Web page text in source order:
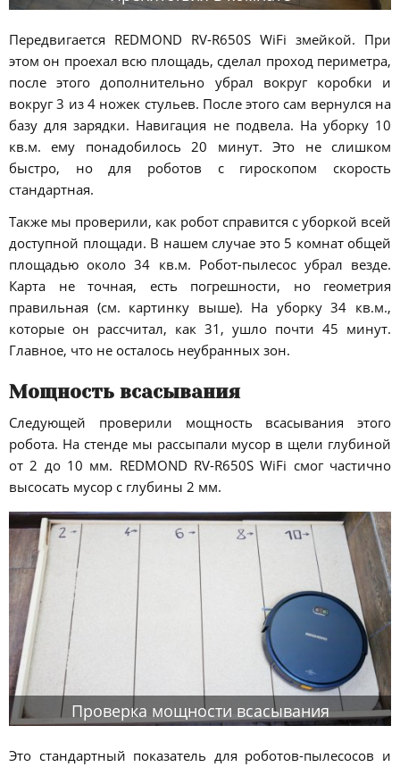
Передвигается REDMOND RV-R650S WiFi змейкой. При
этом он проехал всю площадь, сделал проход периметра,
после этого дополнительно убрал вокруг коробки и
вокруг 3 из 4 ножек стульев. После этого сам вернулся на
базу для зарядки. Навигация не подвела. На уборку 10
кв.м. ему понадобилось 20 минут. Это не слишком
быстро, но для роботов с гироскопом скорость
стандартная.
Также мы проверили, как робот справится с уборкой всей
доступной площади. В нашем случае это 5 комнат общей
площадью около 34 кв.м. Робот-пылесос убрал везде.
Карта не точная, есть погрешности, но геометрия
правильная (см. картинку выше). На уборку 34 кв.м.,
которые он рассчитал, как 31, ушло почти 45 минут.
Главное, что не осталось неубранных зон.
Мощность всасывания
Следующей проверили мощность всасывания этого
робота. На стенде мы рассыпали мусор в щели глубиной
от 2 до 10 мм. REDMOND RV-R650S WiFi смог частично
высосать мусор с глубины 2 мм.
Проверка мощности всасывания
Это стандартный показатель для роботов-пылесосов и